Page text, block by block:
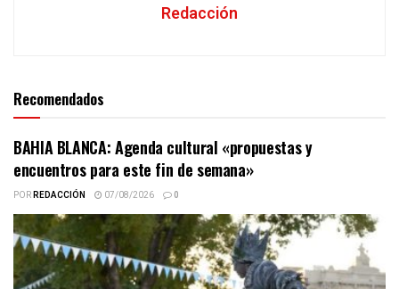
Redacción
Recomendados
BAHIA BLANCA: Agenda cultural «propuestas y
encuentros para este fin de semana»
PORREDACCIÓN 07/08/2026 0